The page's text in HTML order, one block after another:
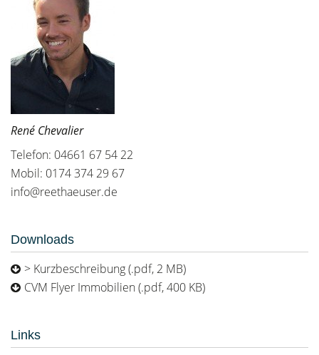
René Chevalier
Telefon: 04661 67 54 22
Mobil: 0174 374 29 67
info@reethaeuser.de
Downloads
> Kurzbeschreibung (.pdf, 2 MB)
CVM Flyer Immobilien (.pdf, 400 KB)
Links